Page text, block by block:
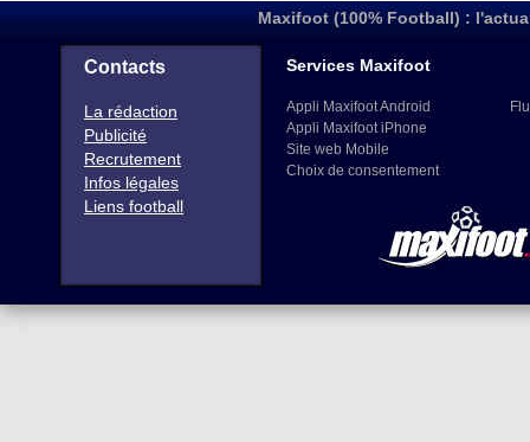
Maxifoot (100% Football) :
Contacts
La rédaction
Publicité
Recrutement
Infos légales
Liens football
Services Maxifoot
Appli Maxifoot Android
Appli Maxifoot iPhone
Site web Mobile
Choix de consentement